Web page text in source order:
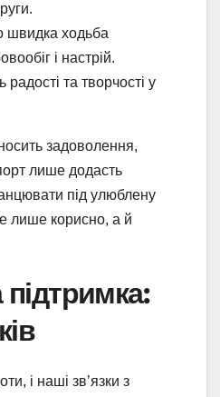
швидка ходьба
і настрій.
та творчості у
задоволення,
лише додасть
під улюблену
лише корисно, а й
і наші зв’язки з